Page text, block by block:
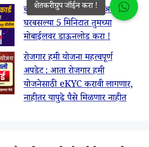
बांधकाम कामगार ई-कार्ड आता
घरबसल्या 5 मिनिटात तुमच्या
मोबाईलवर डाऊनलोड करा !
रोजगार हमी योजना महत्वपूर्ण
अपडेट : आता रोजगार हमी
योजनेसाठी eKYC करावी लागणार,
नाहीतर यापुढे पैसे मिळणार नाहीत